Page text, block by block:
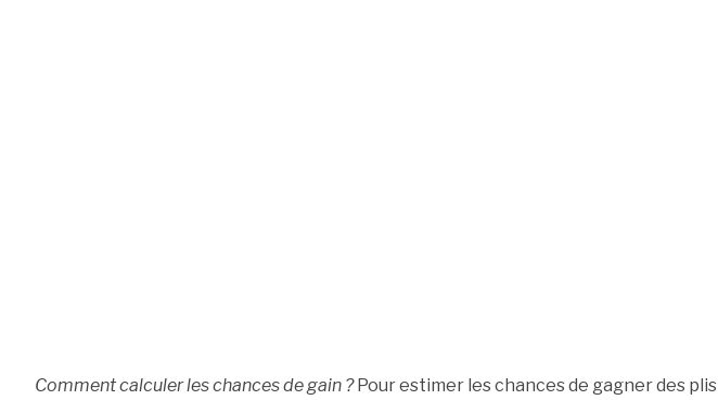
Comment calculer les chances de gain ?Pour estimer les chances de gagner des plis